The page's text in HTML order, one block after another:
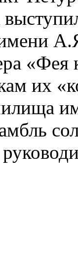
имени
их